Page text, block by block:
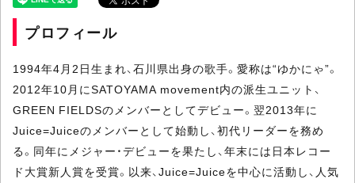
プロフィール
1994年4月2日生まれ、石川県出身の歌手。愛称は“ゆかにゃ”。
2012年10月にSATOYAMA movement内の派生ユニット、
GREEN FIELDSのメンバーとしてデビュー。翌2013年に
Juice=Juiceのメンバーとして始動し、初代リーダーを務め
る。同年にメジャー・デビューを果たし、年末には日本レコー
ド大賞新人賞を受賞。以来、Juice=Juiceを中心に活動し、人気